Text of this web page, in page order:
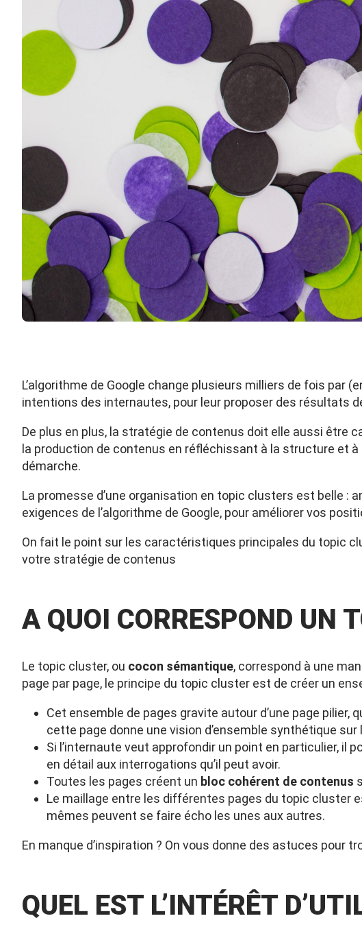
L’algorithme de Google change plusieurs milliers de fois par
intentions des internautes, pour leur proposer des résultats
De plus en plus, la stratégie de contenus doit elle aussi être
la production de contenus en réfléchissant à la structure et
démarche.
La promesse d’une organisation en topic clusters est belle
exigences de l’algorithme de Google, pour améliorer vos
On fait le point sur les caractéristiques principales du topic
votre stratégie de contenus
A QUOI CORRESPOND UN
Le topic cluster, ou cocon sémantique, correspond à une
page par page, le principe du topic cluster est de créer un
Cet ensemble de pages gravite autour d’une page pilier,
cette page donne une vision d’ensemble synthétique
Si l’internaute veut approfondir un point en particulier, il
en détail aux interrogations qu’il peut avoir.
Toutes les pages créent un bloc cohérent de contenus
Le maillage entre les différentes pages du topic cluster
mêmes peuvent se faire écho les unes aux autres.
En manque d’inspiration ? On vous donne des astuces pour
QUEL EST L’INTÉRÊT